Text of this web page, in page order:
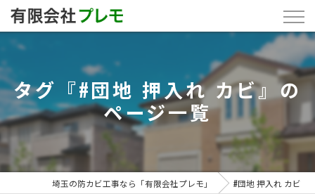
タグ『#団地 押入れ カビ』の
ページ一覧
埼玉の防カビ工事なら「有限会社プレモ」 #団地 押入れ カビ